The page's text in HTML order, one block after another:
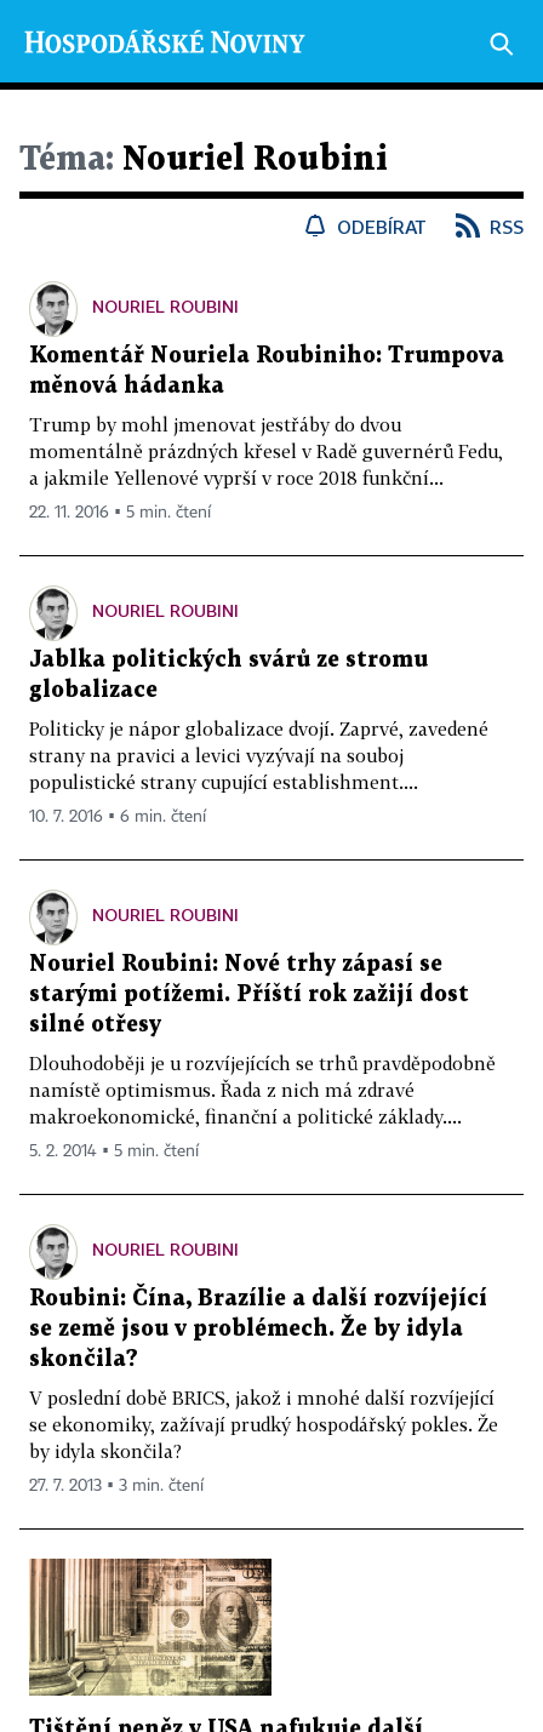
Téma: Nouriel Roubini
ODEBÍRAT RSS
NOURIEL ROUBINI
Komentář Nouriela Roubiniho: Trumpova
měnová hádanka
Trump by mohl jmenovat jestřáby do dvou
momentálně prázdných křesel v Radě guvernérů Fedu,
a jakmile Yellenové vyprší v roce 2018 funkční...
22. 11. 2016 ▪ 5 min. čtení
NOURIEL ROUBINI
Jablka politických svárů ze stromu
globalizace
Politicky je nápor globalizace dvojí. Zaprvé, zavedené
strany na pravici a levici vyzývají na souboj
populistické strany cupující establishment....
10. 7. 2016 ▪ 6 min. čtení
NOURIEL ROUBINI
Nouriel Roubini: Nové trhy zápasí se
starými potížemi. Příští rok zažijí dost
silné otřesy
Dlouhodoběji je u rozvíjejících se trhů pravděpodobně
namístě optimismus. Řada z nich má zdravé
makroekonomické, finanční a politické základy....
5. 2. 2014 ▪ 5 min. čtení
NOURIEL ROUBINI
Roubini: Čína, Brazílie a další rozvíjející
se země jsou v problémech. Že by idyla
skončila?
V poslední době BRICS, jakož i mnohé další rozvíjející
se ekonomiky, zažívají prudký hospodářský pokles. Že
by idyla skončila?
27. 7. 2013 ▪ 3 min. čtení